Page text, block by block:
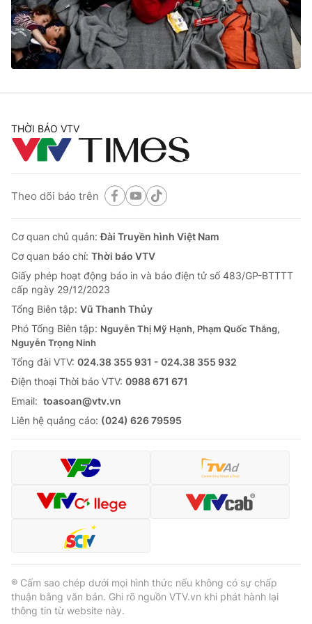
Sản phẩm
Thị trường
Tư vấn
Lịch phát sóng
Chuyên mục khác
Photo Infographic
Video Shorts video
VTV Money VTV Thể thao
VTV Sức khoẻ Bất động sản
Thị trường 24h
VTV4 Vươn mình bằng AI
VTV9
Theo dõi báo trên
THỜI BÁO VTV
Theo dõi báo trên
Cơ quan chủ quản:Đài Truyền hình Việt Nam
Cơ quan báo chí: Thời báo VTV
Giấy phép hoạt động báo in và báo điện tử số 483/GP-BTTTT
cấp ngày 29/12/2023
Tổng Biên tập: Vũ Thanh Thủy
Phó Tổng Biên tập: Nguyễn Thị Mỹ Hạnh, Phạm Quốc Thắng,
Nguyễn Trọng Ninh
Tổng đài VTV: 024.38 355 931 - 024.38 355 932
Ðiện thoại Thời báo VTV: 0988 671 671
Email: toasoan@vtv.vn
Liên hệ quảng cáo: (024) 626 79595
® Cấm sao chép dưới mọi hình thức nếu không có sự chấp
thuận bằng văn bản. Ghi rõ nguồn VTV.vn khi phát hành lại
thông tin từ website này.